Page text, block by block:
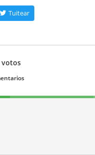
Tuitear
votos